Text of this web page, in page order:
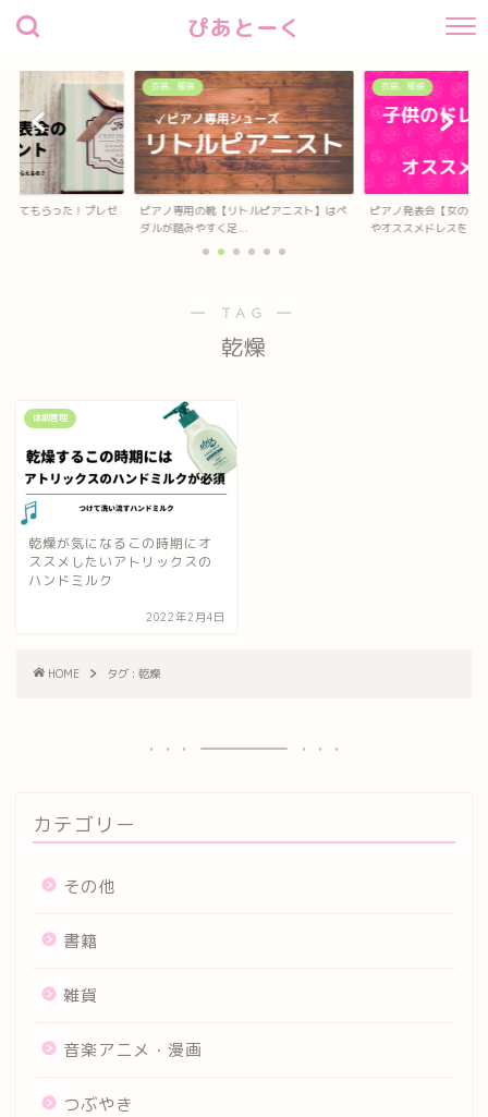
ぴあとーく
してもらった！プレゼ
衣装、服装
ピアノ専用の靴【リトルピアニスト】はペ
ダルが踏みやすく足...
衣装、服装
ピアノ発表会【女の子
やオススメドレスを...
― TAG ―
乾燥
体調管理
乾燥が気になるこの時期にオ
ススメしたいアトリックスの
ハンドミルク
2022年2月4日
HOME タグ : 乾燥
カテゴリー
その他
書籍
雑貨
音楽アニメ・漫画
つぶやき